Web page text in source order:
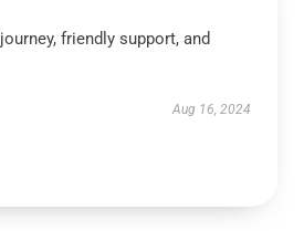
friendly support, and
Aug 16, 2024